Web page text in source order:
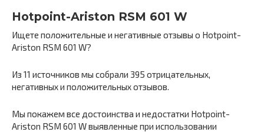
Hotpoint-Ariston RSM 601 W
Ищете положительные и негативные отзывы о Hotpoint-
Ariston RSM 601 W?
Из 11 источников мы собрали 395 отрицательных,
негативных и положительных отзывов.
Мы покажем все достоинства и недостатки Hotpoint-
Ariston RSM 601 W выявленные при использовании